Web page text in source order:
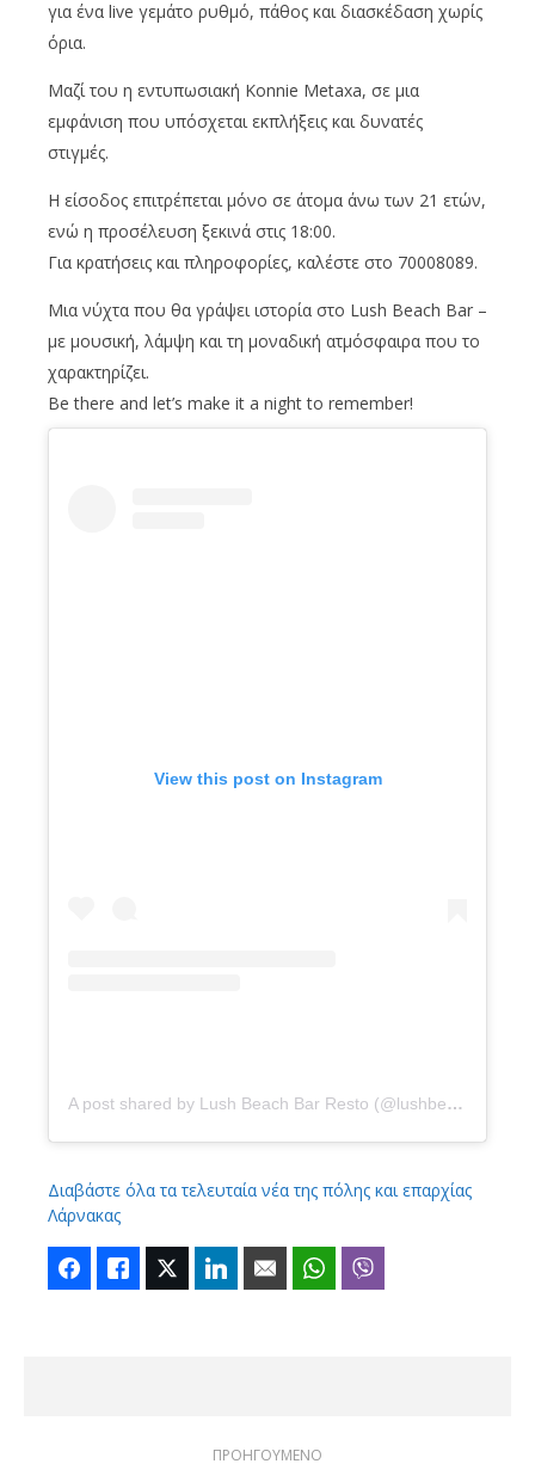
για ένα live γεμάτο ρυθμό, πάθος και διασκέδαση χωρίς
όρια.
Μαζί του η εντυπωσιακή Konnie Metaxa, σε μια
εμφάνιση που υπόσχεται εκπλήξεις και δυνατές
στιγμές.
Η είσοδος επιτρέπεται μόνο σε άτομα άνω των 21 ετών,
ενώ η προσέλευση ξεκινά στις 18:00.
Για κρατήσεις και πληροφορίες, καλέστε στο 70008089.
Μια νύχτα που θα γράψει ιστορία στο Lush Beach Bar –
με μουσική, λάμψη και τη μοναδική ατμόσφαιρα που το
χαρακτηρίζει.
Be there and let’s make it a night to remember!
View this post on Instagram
A post shared by Lush Beach Bar Resto (@lushbeachbar)
Διαβάστε όλα τα τελευταία νέα της πόλης και επαρχίας
Λάρνακας
FacebookLike Twitter LinkedIn Email WhatsApp
ΠΡΟΗΓΟΥΜΕΝΟ